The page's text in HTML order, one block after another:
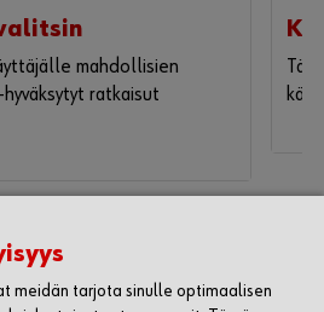
meidän tarjota sinulle optimaalisen